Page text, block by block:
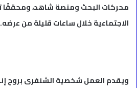
محركات البحث ومنصة شاهد، ومحققًا
الاجتماعية خلال ساعات قليلة من عرضه.
ويقدم العمل شخصية الشنفرى بروح